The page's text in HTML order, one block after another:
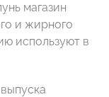
магазин
и жирного
используют в